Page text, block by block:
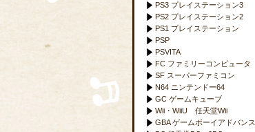
PS3 プレイステーション3
PS2 プレイステーション2
PS1 プレイステーション
PSP
PSVITA
FC ファミリーコンピュータ
SF スーパーファミコン
N64 ニンテンドー64
GC ゲームキューブ
Wii・WiiU 任天堂Wii
GBA ゲームボーイアドバンス